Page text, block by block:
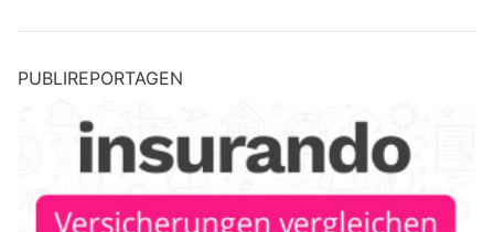
PUBLIREPORTAGEN